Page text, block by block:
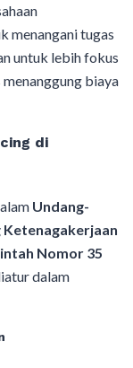
menangani tugas
untuk lebih fokus
biaya
di
Undang-
Ketenagakerjaan
Nomor 35
dalam